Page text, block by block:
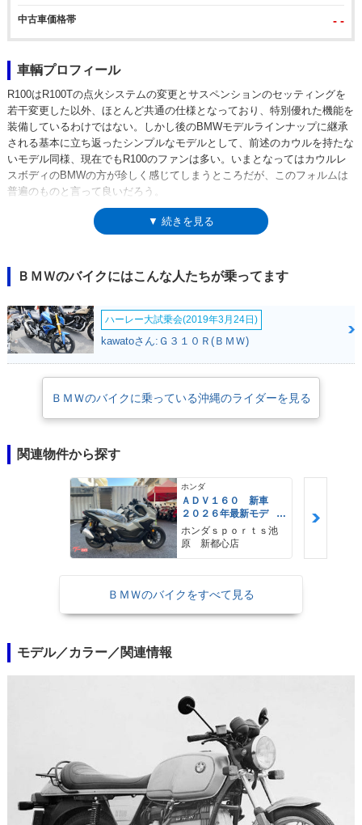
中古車価格帯 - -
車輌プロフィール
R100はR100Tの点火システムの変更とサスペンションのセッティングを
若干変更した以外、ほとんど共通の仕様となっており、特別優れた機能を
装備しているわけではない。しかし後のBMWモデルラインナップに継承
される基本に立ち返ったシンプルなモデルとして、前述のカウルを持たな
いモデル同様、現在でもR100のファンは多い。いまとなってはカウルレ
スボディのBMWの方が珍しく感じてしまうところだが、このフォルムは
普遍のものと言って良いだろう。
▼ 続きを見る
ＢＭＷのバイクにはこんな人たちが乗ってます
ハーレー大試乗会(2019年3月24日)
kawatoさん:Ｇ３１０Ｒ(ＢＭＷ)
ＢＭＷのバイクに乗っている沖縄のライダーを見る
関連物件から探す
ホンダ
ＡＤＶ１６０ 新車
２０２６年最新モデ
ル パールスモーキー
グレー スマートキ
ー ２９Ｌメットイ
ホンダｓｐｏｒｔｓ池
原 新都心店
ＢＭＷのバイクをすべて見る
モデル／カラー／関連情報